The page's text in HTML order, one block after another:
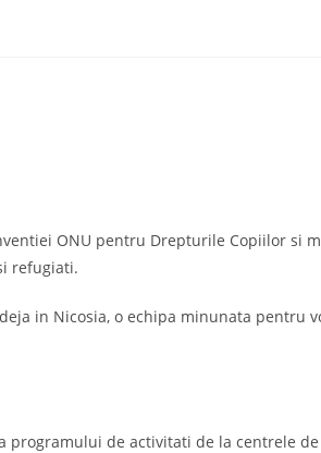
ONU pentru Drepturile Copiilor si
refugiati.
in Nicosia, o echipa minunata pentru
programului de activitati de la centrele